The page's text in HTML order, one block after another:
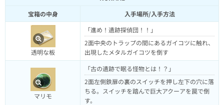
宝箱の中身
入手場所/入手方法
透明な板
「進め！遺跡探偵団！！」
2面中央のトラップの間にあるガイコツに触れ、
出現したメタルガイコツを倒す
マリモ
「古の遺跡で眠る怪物とは！？」
2面左側鉄扉の裏のスイッチを押し左下の穴に落
ちる。スイッチを踏んで巨大アクーアを罠で倒
す。